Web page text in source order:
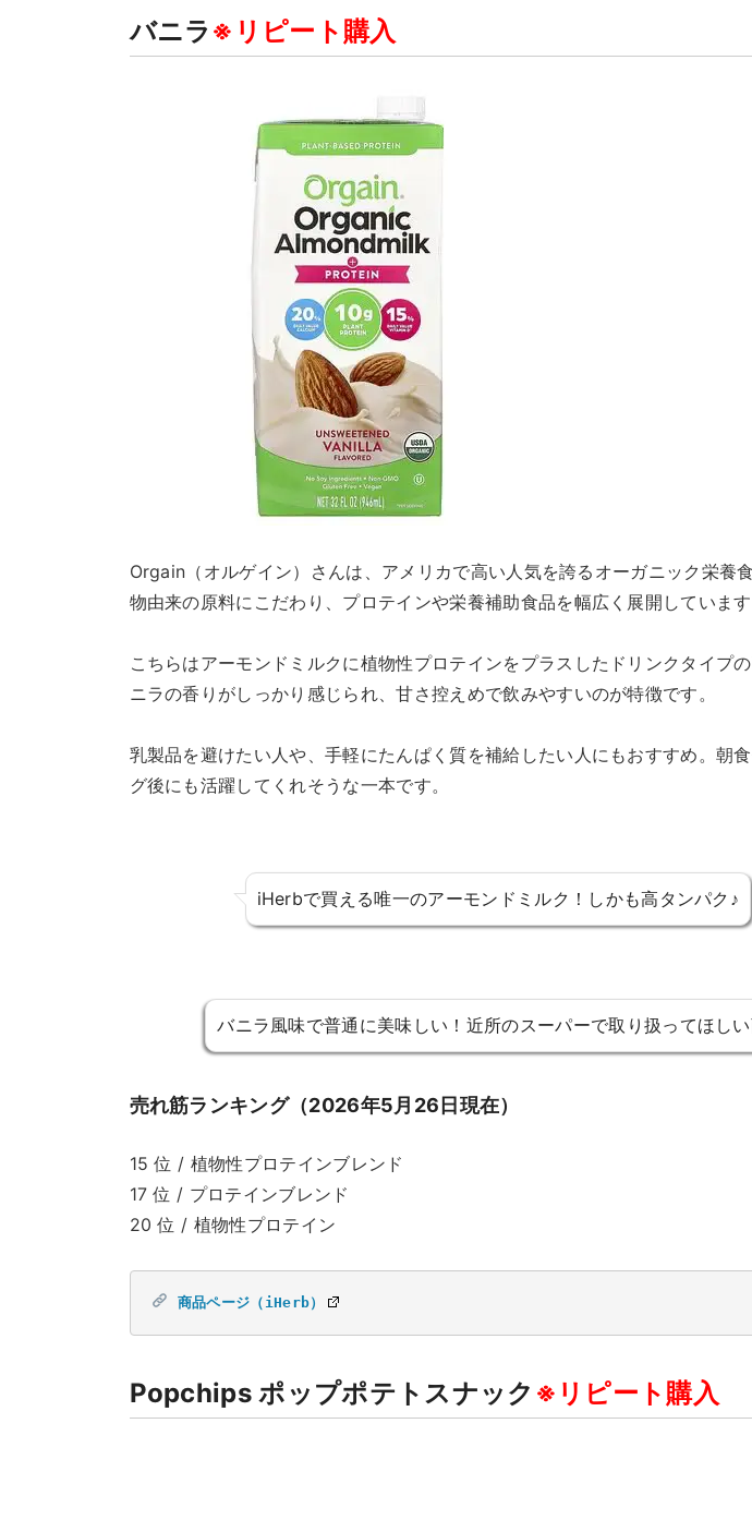
バニラ ※リピート購入
Orgain（オルゲイン）さんは、アメリカで高い人気を誇るオーガニック栄養
物由来の原料にこだわり、プロテインや栄養補助食品を幅広く展開しています
こちらはアーモンドミルクに植物性プロテインをプラスしたドリンクタイプ
ニラの香りがしっかり感じられ、甘さ控えめで飲みやすいのが特徴です。
乳製品を避けたい人や、手軽にたんぱく質を補給したい人にもおすすめ。朝
グ後にも活躍してくれそうな一本です。
iHerbで買える唯一のアーモンドミルク！しかも高タンパク♪
バニラ風味で普通に美味しい！近所のスーパーで取り扱ってほし
売れ筋ランキング（2026年5月26日現在）
15 位 / 植物性プロテインブレンド
17 位 / プロテインブレンド
20 位 / 植物性プロテイン
商品ページ（iHerb）
Popchips ポップポテトスナック ※リピート購入